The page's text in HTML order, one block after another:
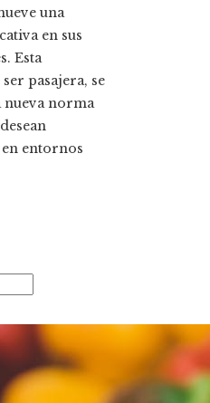
una
en sus
Esta
pasajera, se
nueva norma
entornos